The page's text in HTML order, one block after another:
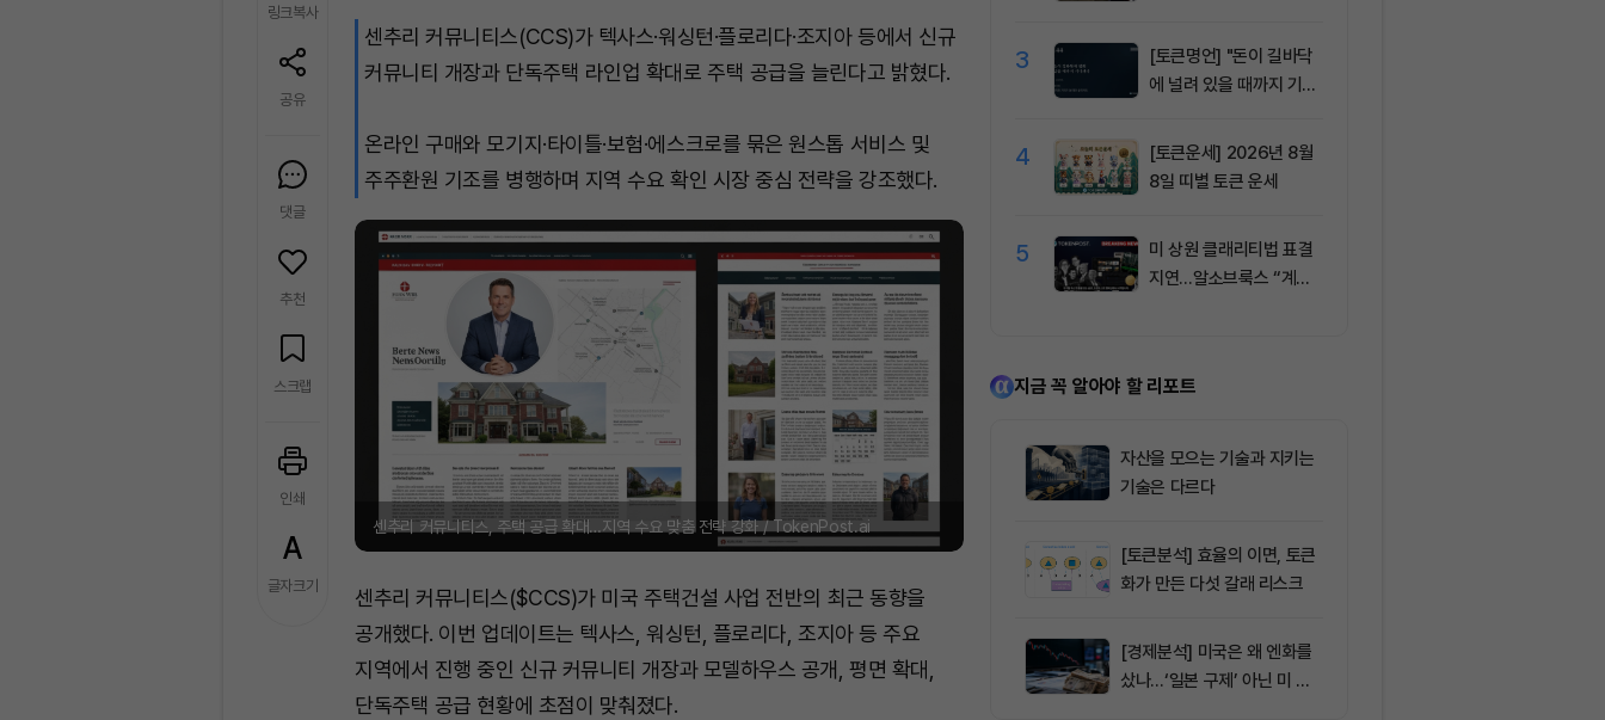
링크복사
공유
댓글
추천
스크랩
인쇄
글자크기
센추리 커뮤니티스(CCS)가 텍사스·워싱턴·플로리다·조지아 등에서 신규
커뮤니티 개장과 단독주택 라인업 확대로 주택 공급을 늘린다고 밝혔다.
온라인 구매와 모기지·타이틀·보험·에스크로를 묶은 원스톱 서비스 및
주주환원 기조를 병행하며 지역 수요 확인 시장 중심 전략을 강조했다.
센추리 커뮤니티스, 주택 공급 확대…지역 수요 맞춤 전략 강화 / TokenPost.ai
센추리 커뮤니티스($CCS)가 미국 주택건설 사업 전반의 최근 동향을
공개했다. 이번 업데이트는 텍사스, 워싱턴, 플로리다, 조지아 등 주요
지역에서 진행 중인 신규 커뮤니티 개장과 모델하우스 공개, 평면 확대,
단독주택 공급 현황에 초점이 맞춰졌다.
3
[토큰명언] "돈이 길바닥
에 널려 있을 때까지 기다
4
[토큰운세] 2026년 8월
8일 띠별 토큰 운세
5
미 상원 클래리티법 표결
지연…알소브룩스 “계속
지금 꼭 알아야 할 리포트
자산을 모으는 기술과 지키는
기술은 다르다
[토큰분석] 효율의 이면, 토큰
화가 만든 다섯 갈래 리스크
[경제분석] 미국은 왜 엔화를
샀나…‘일본 구제’ 아닌 미 국